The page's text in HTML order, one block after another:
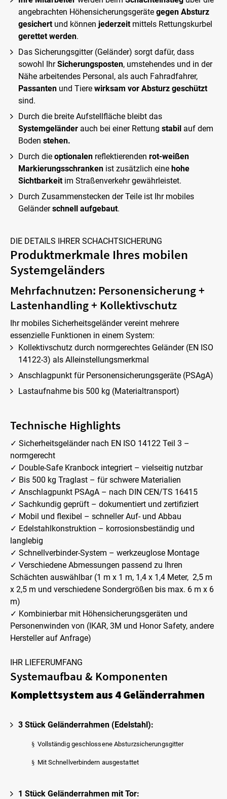
angebrachten Höhensicherungsgeräte gegen Absturz
gesichertund können jederzeitmittels Rettungskurbel
gerettet werden.
Das Sicherungsgitter (Geländer) sorgt dafür, dass
sowohl IhrSicherungsposten, umstehendes und in der
Nähe arbeitendes Personal, als auch Fahradfahrer,
Passanten und Tiere wirksam vor Absturz geschützt
sind.
Durch die breite Aufstellfläche bleibt das
Systemgeländer auch bei einer Rettung stabil auf dem
Boden stehen.
Durch die optionalen reflektierenden rot-weißen
Markierungsschranken ist zusätzlich eine hohe
Sichtbarkeitim Straßenverkehr gewährleistet.
Durch Zusammenstecken der Teile ist Ihr mobiles
Geländerschnell aufgebaut.
DIE DETAILS IHRER SCHACHTSICHERUNG
Produktmerkmale Ihres mobilen
Systemgeländers
Mehrfachnutzen: Personensicherung +
Lastenhandling + Kollektivschutz
Ihr mobiles Sicherheitsgeländer vereint mehrere
essenzielle Funktionen in einem System:
Kollektivschutz durch normgerechtes Geländer (EN ISO
14122-3) als Alleinstellungsmerkmal
Anschlagpunkt für Personensicherungsgeräte (PSAgA)
Lastaufnahme bis 500 kg (Materialtransport)
Technische Highlights
✓ Sicherheitsgeländer nach EN ISO 14122 Teil 3 –
normgerecht
✓ Double-Safe Kranbock integriert – vielseitig nutzbar
✓ Bis 500 kg Traglast – für schwere Materialien
✓ Anschlagpunkt PSAgA – nach DIN CEN/TS 16415
✓ Sachkundig geprüft – dokumentiert und zertifiziert
✓ Mobil und flexibel – schneller Auf- und Abbau
✓ Edelstahlkonstruktion – korrosionsbeständig und
langlebig
✓ Schnellverbinder-System – werkzeuglose Montage
✓ Verschiedene Abmessungen passend zu Ihren
Schächten auswählbar (1 m x 1 m, 1,4 x 1,4 Meter, 2,5 m
x 2,5 m und verschiedene Sondergrößen bis max. 6 m x 6
m)
✓ Kombinierbar mit Höhensicherungsgeräten und
Personenwinden von (IKAR, 3M und Honor Safety, andere
Hersteller auf Anfrage)
IHR LIEFERUMFANG
Systemaufbau & Komponenten
Komplettsystem aus 4 Geländerrahmen
3 Stück Geländerrahmen (Edelstahl):
§ Vollständig geschlossene Absturzsicherungsgitter
§ Mit Schnellverbindern ausgestattet
1 Stück Geländerrahmen mit Tor: